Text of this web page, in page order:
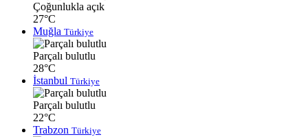
Çoğunlukla açık
27°C
Muğla Türkiye
Parçalı bulutlu
28°C
İstanbul Türkiye
Parçalı bulutlu
22°C
Trabzon Türkiye